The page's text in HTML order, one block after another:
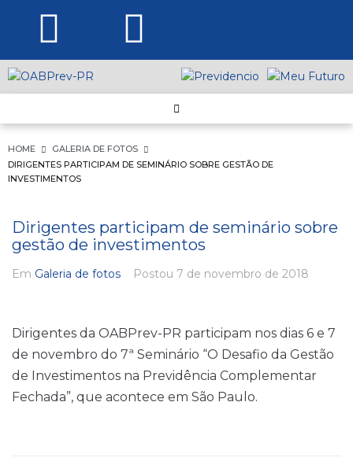
HOME
GALERIA DE FOTOS
DIRIGENTES PARTICIPAM DE SEMINÁRIO SOBRE GESTÃO DE
INVESTIMENTOS
Dirigentes participam de seminário sobre
gestão de investimentos
Em Galeria de fotos Postou 7 de novembro de 2018
Dirigentes da OABPrev-PR participam nos dias 6 e 7
de novembro do 7ª Seminário “O Desafio da Gestão
de Investimentos na Previdência Complementar
Fechada”, que acontece em São Paulo.